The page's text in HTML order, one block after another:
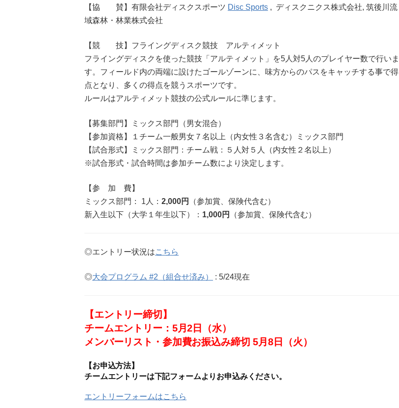
【協 賛】有限会社ディスクスポーツ Disc Sports , ディスクニクス株式会社, 筑後川流
域森林・林業株式会社
【競 技】フライングディスク競技 アルティメット
フライングディスクを使った競技「アルティメット」を5人対5人のプレイヤー数で行いま
す。フィールド内の両端に設けたゴールゾーンに、味方からのパスをキャッチする事で得
点となり、多くの得点を競うスポーツです。
ルールはアルティメット競技の公式ルールに準じます。
【募集部門】ミックス部門（男女混合）
【参加資格】１チーム一般男女７名以上（内女性３名含む）ミックス部門
【試合形式】ミックス部門：チーム戦：５人対５人（内女性２名以上）
※試合形式・試合時間は参加チーム数により決定します。
【参 加 費】
ミックス部門： 1人： 2,000円
（参加賞、保険代含む）
新入生以下（大学１年生以下）： 1,000円 （参加賞、保険代含む）
◎エントリー状況はこちら
◎大会プログラム #2（組合せ済み） : 5/24現在
【エントリー締切】
チームエントリー：5月2日（水）
メンバーリスト・参加費お振込み締切 5月8日（火）
【お申込方法】
チームエントリーは下記フォームよりお申込みください。
エントリーフォームはこちら